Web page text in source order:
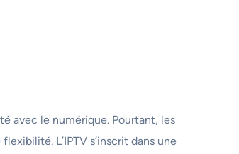
avec le numérique. Pourtant, les
L’IPTV s’inscrit dans une